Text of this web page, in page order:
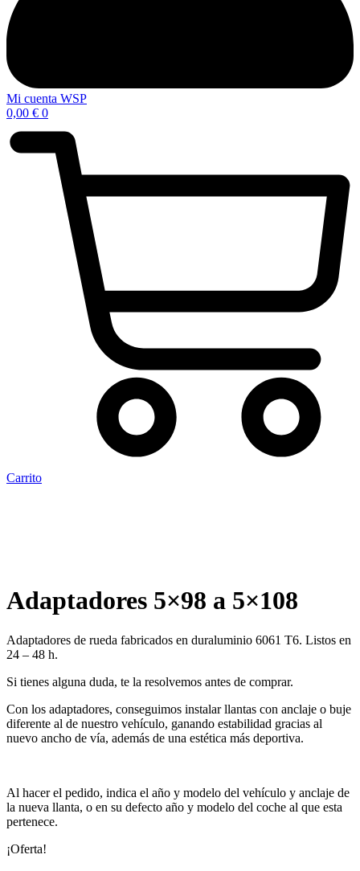
Mi cuenta WSP
0,00 € 0
Carrito
Adaptadores 5×98 a 5×108
Adaptadores de rueda fabricados en duraluminio 6061 T6. Listos en
24 – 48 h.
Si tienes alguna duda, te la resolvemos antes de comprar.
Con los adaptadores, conseguimos instalar llantas con anclaje o buje
diferente al de nuestro vehículo, ganando estabilidad gracias al
nuevo ancho de vía, además de una estética más deportiva.
Al hacer el pedido, indica el año y modelo del vehículo y anclaje de
la nueva llanta, o en su defecto año y modelo del coche al que esta
pertenece.
¡Oferta!